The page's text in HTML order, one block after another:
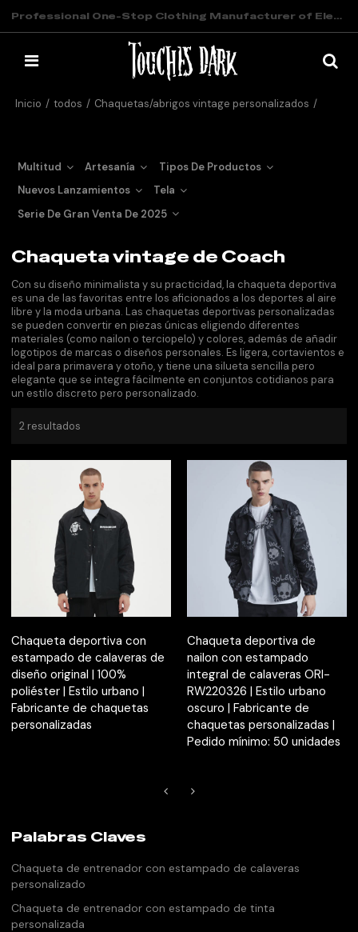
Professional One-Stop Clothing Manufacturer of Elevated Streetwear
Inicio / todos / Chaquetas/abrigos vintage personalizados /
Multitud Artesanía
Tipos De Productos
Nuevos Lanzamientos
Tela
Serie De Gran Venta De 2025
Chaqueta vintage de Coach
Con su diseño minimalista y su practicidad, la chaqueta deportiva
es una de las favoritas entre los aficionados a los deportes al aire
libre y la moda urbana. Las chaquetas deportivas personalizadas
se pueden convertir en piezas únicas eligiendo diferentes
materiales (como nailon o terciopelo) y colores, además de añadir
logotipos de marcas o diseños personales. Es ligera, cortavientos e
ideal para primavera y otoño, y tiene una silueta sencilla pero
elegante que se integra fácilmente en conjuntos cotidianos para
un estilo discreto pero personalizado.
2 resultados
Chaqueta deportiva con
estampado de calaveras de
diseño original | 100%
poliéster | Estilo urbano |
Fabricante de chaquetas
personalizadas
Chaqueta deportiva de
nailon con estampado
integral de calaveras ORI-
RW220326 | Estilo urbano
oscuro | Fabricante de
chaquetas personalizadas |
Pedido mínimo: 50 unidades
Palabras Claves
Chaqueta de entrenador con estampado de calaveras
personalizado
Chaqueta de entrenador con estampado de tinta
personalizada